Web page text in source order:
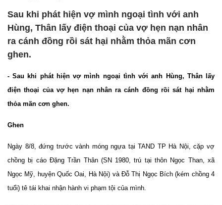
Sau khi phát hiện vợ mình ngoại tình với anh
Hùng, Thân lấy điện thoại của vợ hẹn nạn nhân
ra cánh đồng rồi sát hại nhằm thỏa mãn cơn
ghen.
- Sau khi phát hiện vợ mình ngoại tình với anh Hùng, Thân lấy
điện thoại của vợ hẹn nạn nhân ra cánh đồng rồi sát hại nhằm
thỏa mãn cơn ghen.
Ghen
Ngày 8/8, đứng trước vành móng ngựa tại TAND TP Hà Nội, cặp vợ
chồng bị cáo Đặng Trần Thân (SN 1980, trú tại thôn Ngọc Than, xã
Ngọc Mỹ, huyện Quốc Oai, Hà Nội) và Đỗ Thị Ngọc Bích (kém chồng 4
tuổi) tê tái khai nhận hành vi phạm tội của mình.